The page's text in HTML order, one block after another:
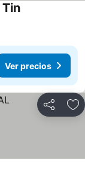
Ver precios
Ver precios
Compartir